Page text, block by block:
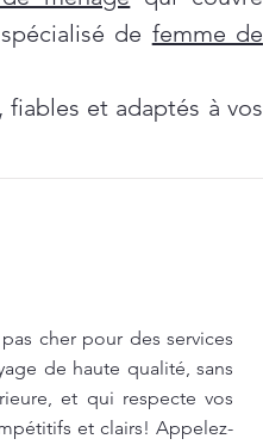
de femme de
et adaptés à vos
cher pour des services
de haute qualité, sans
et qui respecte vos
et clairs! Appelez-